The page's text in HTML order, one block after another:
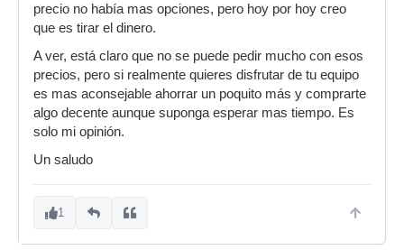
precio no había mas opciones, pero hoy por hoy creo
que es tirar el dinero.
A ver, está claro que no se puede pedir mucho con esos
precios, pero si realmente quieres disfrutar de tu equipo
es mas aconsejable ahorrar un poquito más y comprarte
algo decente aunque suponga esperar mas tiempo. Es
solo mi opinión.
Un saludo
1